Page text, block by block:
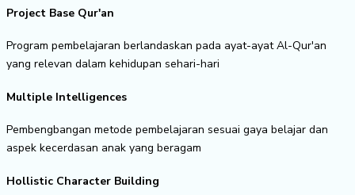
Project Base Qur'an
Program pembelajaran berlandaskan pada ayat-ayat Al-Qur'an
yang relevan dalam kehidupan sehari-hari
Multiple Intelligences
Pembengbangan metode pembelajaran sesuai gaya belajar dan
aspek kecerdasan anak yang beragam
Hollistic Character Building